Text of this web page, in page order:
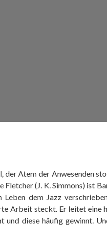
Atem der Anwesenden
(J. K. Simmons) ist
dem Jazz
Arbeit steckt. Er leitet eine
und diese häufig gewinnt.